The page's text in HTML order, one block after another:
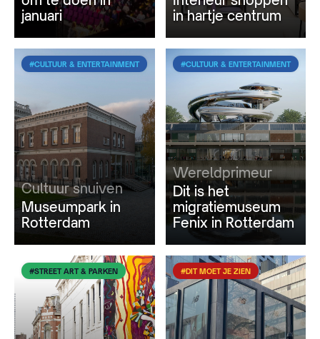
januari
in hartje centrum
#CULTUUR & ENTERTAINMENT
Cultuur snuiven
Museumpark in
Rotterdam
#CULTUUR & ENTERTAINMENT
Wereldprimeur
Dit is het
migratiemuseum
Fenix in Rotterdam
#STREET ART & PARKEN #DIT MOET JE ZIEN